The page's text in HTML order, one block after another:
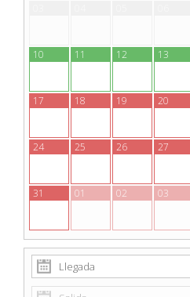
10 11 12 13
17 18 19 20
24 25 26 27
31 01 02 03